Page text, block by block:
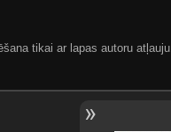
tikai ar lapas autoru atļauju.